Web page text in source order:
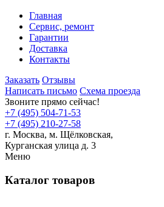
Главная
Сервис, ремонт
Гарантии
Доставка
Контакты
Заказать Отзывы
Написать письмо Схема проезда
Звоните прямо сейчас!
+7 (495) 504-71-53
+7 (495) 210-27-58
г. Москва, м. Щёлковская,
Курганская улица д. 3
Меню
Каталог товаров